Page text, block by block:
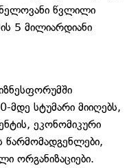
წვლილი
5 მილიარდიანი
მდე სტუმარი მიიღებს,
ეკონომიკური
წარმომადგენლები,
ორგანიზაციები.